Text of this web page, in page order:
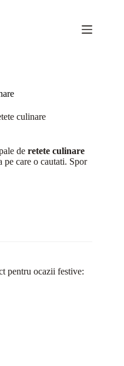
culinare
de retete culinare
pe care o cautati. Spor
pentru ocazii festive: